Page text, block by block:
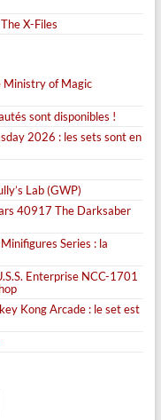
X-Files
of Magic
sont disponibles !
2026 : les sets sont en
Lab (GWP)
40917 The Darksaber
Series : la
Enterprise NCC-1701
Kong Arcade : le set est